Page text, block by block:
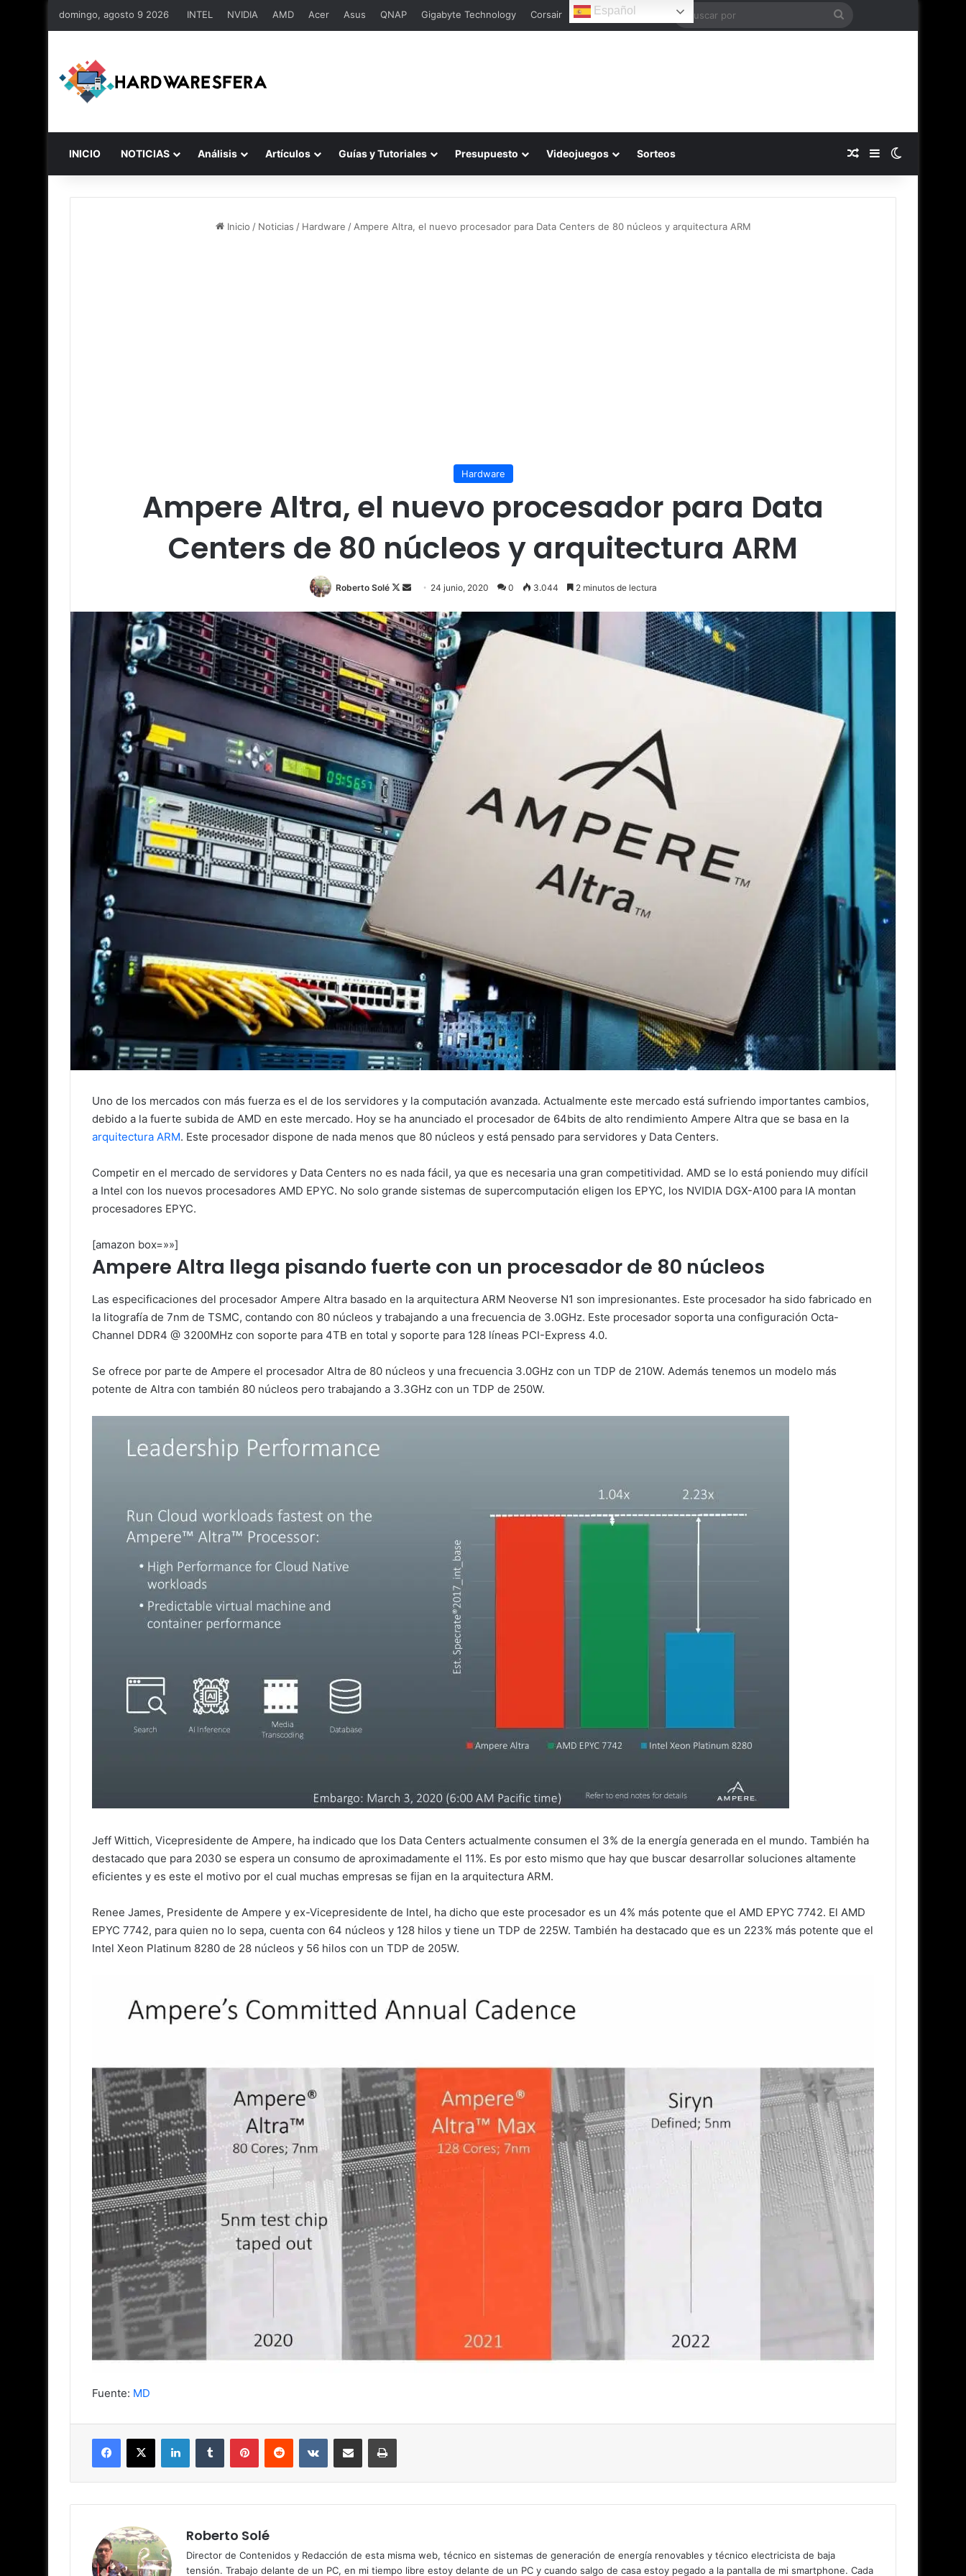
domingo, agosto 9 2026 INTEL NVIDIA AMD Acer Asus QNAP Gigabyte Technology Corsair Español
INICIO NOTICIAS Análisis Artículos Guías y Tutoriales Presupuesto Videojuegos Sorteos Publicación al azar
Barra lateral
Inicio / Noticias / Hardware / Ampere Altra, el nuevo procesador para Data Centers de 80 núcleos y arquitectura ARM
Hardware
Ampere Altra, el nuevo procesador para Data
Centers de 80 núcleos y arquitectura ARM
Roberto Solé
Follow
X
Send
email
24 junio, 2020 0 3.044 2 minutos de lectura
Uno de los mercados con más fuerza es el de los servidores y la computación avanzada. Actualmente este mercado está sufriendo importantes cambios,
debido a la fuerte subida de AMD en este mercado. Hoy se ha anunciado el procesador de 64bits de alto rendimiento Ampere Altra que se basa en la
arquitectura ARM. Este procesador dispone de nada menos que 80 núcleos y está pensado para servidores y Data Centers.
Competir en el mercado de servidores y Data Centers no es nada fácil, ya que es necesaria una gran competitividad. AMD se lo está poniendo muy difícil
a Intel con los nuevos procesadores AMD EPYC. No solo grande sistemas de supercomputación eligen los EPYC, los NVIDIA DGX-A100 para IA montan
procesadores EPYC.
[amazon box=»»]
Ampere Altra llega pisando fuerte con un procesador de 80 núcleos
Las especificaciones del procesador Ampere Altra basado en la arquitectura ARM Neoverse N1 son impresionantes. Este procesador ha sido fabricado en
la litografía de 7nm de TSMC, contando con 80 núcleos y trabajando a una frecuencia de 3.0GHz. Este procesador soporta una configuración Octa-
Channel DDR4 @ 3200MHz con soporte para 4TB en total y soporte para 128 líneas PCI-Express 4.0.
Se ofrece por parte de Ampere el procesador Altra de 80 núcleos y una frecuencia 3.0GHz con un TDP de 210W. Además tenemos un modelo más
potente de Altra con también 80 núcleos pero trabajando a 3.3GHz con un TDP de 250W.
Jeff Wittich, Vicepresidente de Ampere, ha indicado que los Data Centers actualmente consumen el 3% de la energía generada en el mundo. También ha
destacado que para 2030 se espera un consumo de aproximadamente el 11%. Es por esto mismo que hay que buscar desarrollar soluciones altamente
eficientes y es este el motivo por el cual muchas empresas se fijan en la arquitectura ARM.
Renee James, Presidente de Ampere y ex-Vicepresidente de Intel, ha dicho que este procesador es un 4% más potente que el AMD EPYC 7742. El AMD
EPYC 7742, para quien no lo sepa, cuenta con 64 núcleos y 128 hilos y tiene un TDP de 225W. También ha destacado que es un 223% más potente que el
Intel Xeon Platinum 8280 de 28 núcleos y 56 hilos con un TDP de 205W.
Fuente: MD
Facebook
X LinkedInTumblr PinterestReddit VKontakteCompartir por correo electrónicoImprimir
Roberto Solé
Director de Contenidos y Redacción de esta misma web, técnico en sistemas de generación de energía renovables y técnico electricista de baja
tensión. Trabajo delante de un PC, en mi tiempo libre estoy delante de un PC y cuando salgo de casa estoy pegado a la pantalla de mi smartphone. Cada